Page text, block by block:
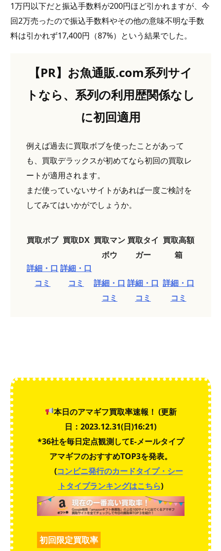
1万円以下だと振込手数料が200円ほど引かれますが、今
回2万売ったので振込手数料やその他の意味不明な手数
料は引かれず17,400円（87%）という結果でした。
【PR】お魚通販.com系列サイ
トなら、系列の利用歴関係なし
に初回適用
例えば過去に買取ボブを使ったことがあって
も、買取デラックスが初めてなら初回の買取レ
ートが適用されます。
まだ使っていないサイトがあれば一度ご検討を
してみてはいかがでしょうか。
買取ボブ
詳細・口
コミ
買取DX
詳細・口
コミ
買取マン
ボウ
詳細・口
コミ
買取タイ
ガー
詳細・口
コミ
買取高額
箱
詳細・口
コミ
本日のアマギフ買取率速報！ (更新
日：2023.12.31(日)16:21)
*36社を毎日定点観測してE-メールタイプ
アマギフのおすすめTOP3を発表。
(コンビニ発行のカードタイプ・シー
トタイプランキングはこちら)
初回限定買取率